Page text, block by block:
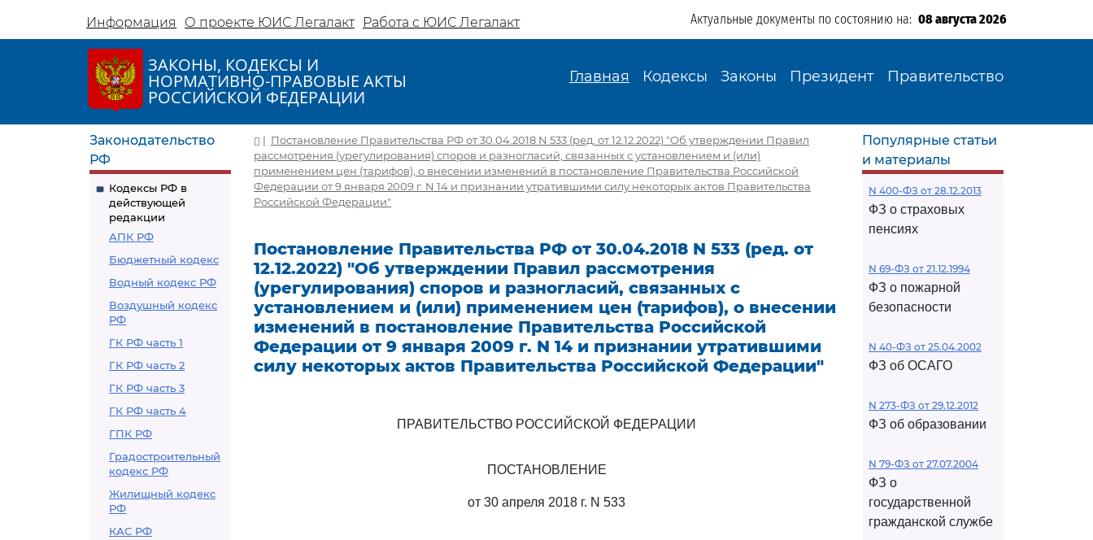
Информация О проекте ЮИС Легалакт Работа с ЮИС Легалакт Актуальные документы по состоянию на: 08 августа 2026
ЗАКОНЫ, КОДЕКСЫ И
НОРМАТИВНО-ПРАВОВЫЕ АКТЫ
РОССИЙСКОЙ ФЕДЕРАЦИИ
Главная Кодексы Законы Президент Правительство
Законодательство
РФ
Кодексы РФ в
действующей
редакции
АПК РФ
Бюджетный кодекс
Водный кодекс РФ
Воздушный кодекс
РФ
ГК РФ часть 1
ГК РФ часть 2
ГК РФ часть 3
ГК РФ часть 4
ГПК РФ
Градостроительный
кодекс РФ
Жилищный кодекс
РФ
КАС РФ
| Постановление Правительства РФ от 30.04.2018 N 533 (ред. от 12.12.2022) "Об утверждении Правил
рассмотрения (урегулирования) споров и разногласий, связанных с установлением и (или)
применением цен (тарифов), о внесении изменений в постановление Правительства Российской
Федерации от 9 января 2009 г. N 14 и признании утратившими силу некоторых актов Правительства
Российской Федерации"
Постановление Правительства РФ от 30.04.2018 N 533 (ред. от
12.12.2022) "Об утверждении Правил рассмотрения
(урегулирования) споров и разногласий, связанных с
установлением и (или) применением цен (тарифов), о внесении
изменений в постановление Правительства Российской
Федерации от 9 января 2009 г. N 14 и признании утратившими
силу некоторых актов Правительства Российской Федерации"
ПРАВИТЕЛЬСТВО РОССИЙСКОЙ ФЕДЕРАЦИИ
ПОСТАНОВЛЕНИЕ
от 30 апреля 2018 г. N 533
Популярные статьи
и материалы
N 400-ФЗ от 28.12.2013
ФЗ о страховых
пенсиях
N 69-ФЗ от 21.12.1994
ФЗ о пожарной
безопасности
N 40-ФЗ от 25.04.2002
ФЗ об ОСАГО
N 273-ФЗ от 29.12.2012
ФЗ об образовании
N 79-ФЗ от 27.07.2004
ФЗ о
государственной
гражданской службе